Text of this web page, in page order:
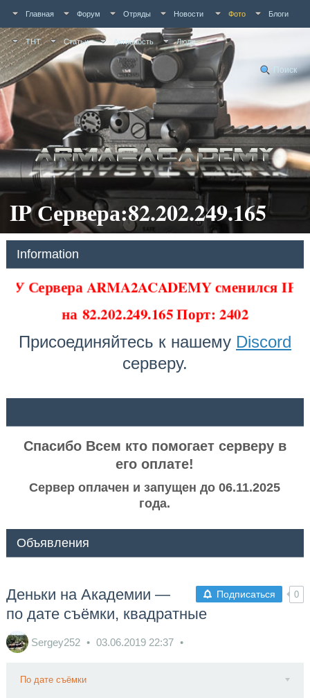
Главная Форум Отряды Новости Фото Блоги
ТНТ Статьи Активность Люди
Поиск
IP Сервера:82.202.249.165
Information
У Сервера ARMA2ACADEMY сменился IP
на82.202.249.165 Порт: 2402
Присоединяйтесь к нашему Discord
серверу.
Спасибо Всем кто помогает серверу в
его оплате!
Сервер оплачен и запущен до 06.11.2025
года.
Объявления
Подписаться 0
Деньки на Академии —
по дате съёмки, квадратные
Sergey252 03.06.2019 22:37
По дате съёмки